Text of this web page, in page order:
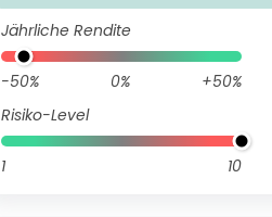
Jährliche Rendite
-50% 0%
+50%
Risiko-Level
1 10